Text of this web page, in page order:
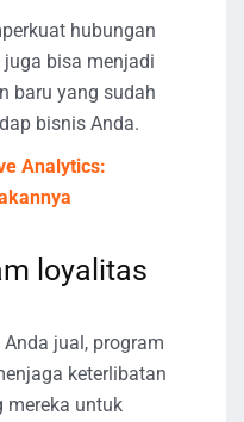
hubungan
bisa menjadi
baru yang sudah
bisnis Anda.
Analytics:
loyalitas
jual, program
keterlibatan
mereka untuk